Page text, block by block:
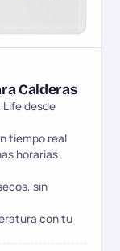
Calderas
desde
tiempo real
horarias
sin
con tu